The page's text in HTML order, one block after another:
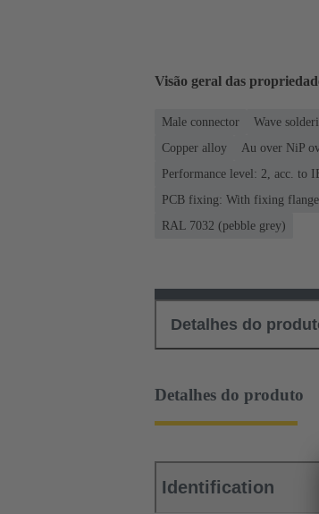
Visão geral das
Male connector Wave
Copper alloy
Au over NiP
Performance level: 2, acc. to
PCB fixing: With fixing
RAL 7032 (pebble grey)
Detalhes do
Detalhes do produto
Identification